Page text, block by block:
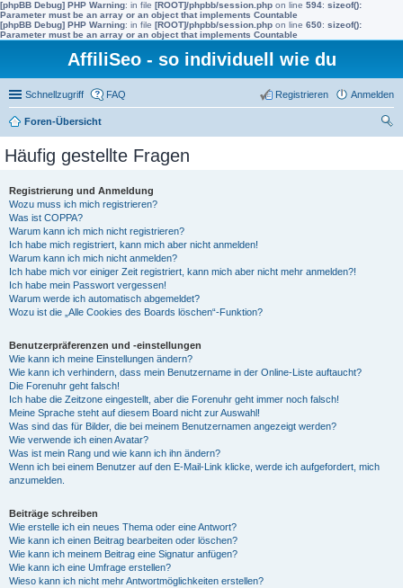
[phpBB Debug] PHP Warning: in file [ROOT]/phpbb/session.php on line 594: sizeof():
Parameter must be an array or an object that implements Countable
[phpBB Debug] PHP Warning: in file [ROOT]/phpbb/session.php on line 650: sizeof():
Parameter must be an array or an object that implements Countable
AffiliSeo - so individuell wie du
Schnellzugriff FAQ Anmelden
Registrieren
Foren-Übersicht
Häufig gestellte Fragen
Registrierung und Anmeldung
Wozu muss ich mich registrieren?
Was ist COPPA?
Warum kann ich mich nicht registrieren?
Ich habe mich registriert, kann mich aber nicht anmelden!
Warum kann ich mich nicht anmelden?
Ich habe mich vor einiger Zeit registriert, kann mich aber nicht mehr anmelden?!
Ich habe mein Passwort vergessen!
Warum werde ich automatisch abgemeldet?
Wozu ist die „Alle Cookies des Boards löschen“-Funktion?
Benutzerpräferenzen und -einstellungen
Wie kann ich meine Einstellungen ändern?
Wie kann ich verhindern, dass mein Benutzername in der Online-Liste auftaucht?
Die Forenuhr geht falsch!
Ich habe die Zeitzone eingestellt, aber die Forenuhr geht immer noch falsch!
Meine Sprache steht auf diesem Board nicht zur Auswahl!
Was sind das für Bilder, die bei meinem Benutzernamen angezeigt werden?
Wie verwende ich einen Avatar?
Was ist mein Rang und wie kann ich ihn ändern?
Wenn ich bei einem Benutzer auf den E-Mail-Link klicke, werde ich aufgefordert, mich
anzumelden.
Beiträge schreiben
Wie erstelle ich ein neues Thema oder eine Antwort?
Wie kann ich einen Beitrag bearbeiten oder löschen?
Wie kann ich meinem Beitrag eine Signatur anfügen?
Wie kann ich eine Umfrage erstellen?
Wieso kann ich nicht mehr Antwortmöglichkeiten erstellen?